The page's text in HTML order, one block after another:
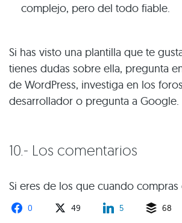
complejo, pero del todo fiable.
Si has visto una plantilla que te
tienes dudas sobre ella, pregunta
de WordPress, investiga en los
desarrollador o pregunta a Google.
10.- Los comentarios
Si eres de los que cuando compras
lees todas las reseñas de los
0 49 5 68